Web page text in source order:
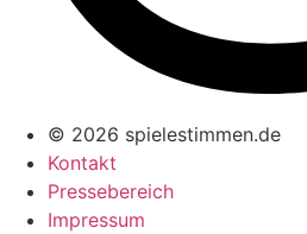
© 2026 spielestimmen.de
Kontakt
Pressebereich
Impressum